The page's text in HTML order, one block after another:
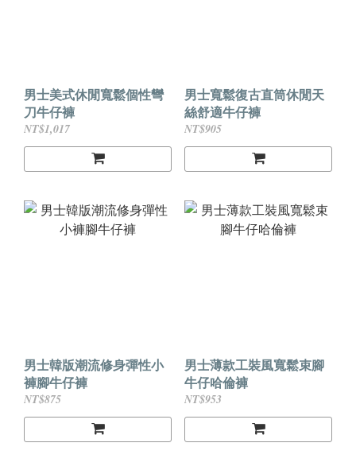
男士美式休閒寬鬆個性彎
刀牛仔褲
NT$1,017
男士寬鬆復古直筒休閒天
絲舒適牛仔褲
NT$905
男士韓版潮流修身彈性小
褲腳牛仔褲
NT$875
男士薄款工裝風寬鬆束腳
牛仔哈倫褲
NT$953